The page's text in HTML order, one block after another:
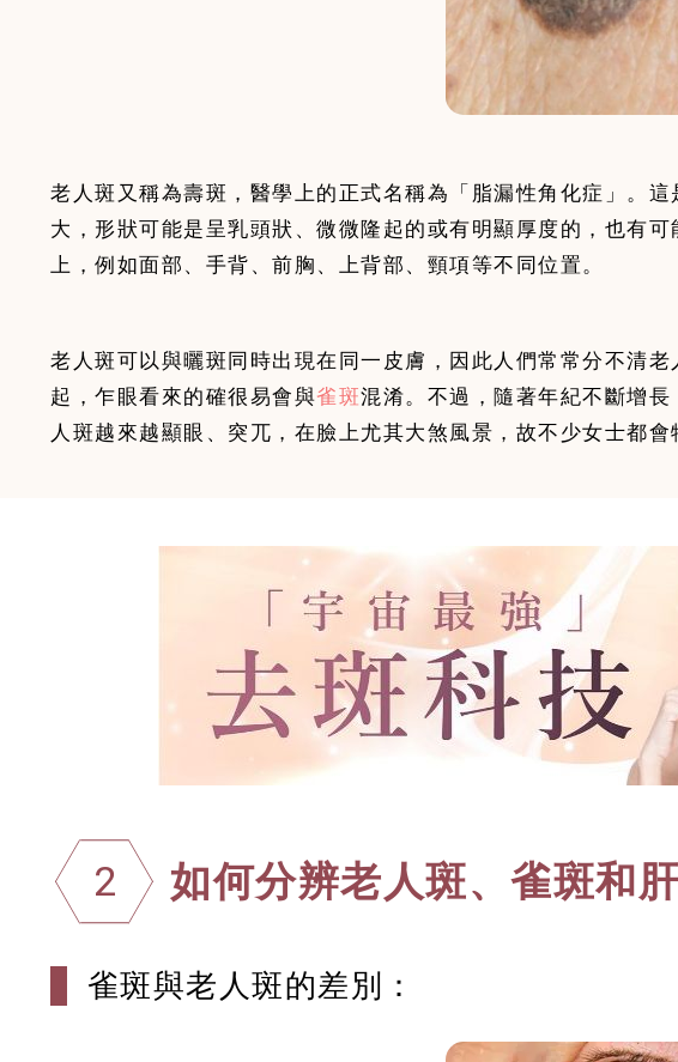
老人斑又稱為壽斑，醫學上的正式名稱為「脂漏性角化症」。
大，形狀可能是呈乳頭狀、微微隆起的或有明顯厚度的，也有
老人斑可以與曬斑同時出現在同一皮膚，因此人們常常分不清
起，乍眼看來的確很易會與雀斑混淆。不過，隨著年紀不斷增
2 如何分辨老人斑、雀斑和
雀斑與老人斑的差別：